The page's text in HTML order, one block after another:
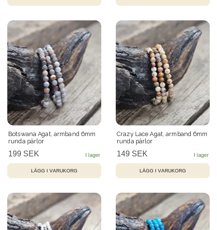
Botswana Agat, armband 6mm
runda pärlor
199 SEK
Crazy Lace Agat, armband 6mm
runda pärlor
149 SEK